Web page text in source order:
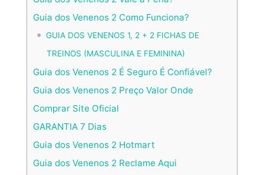
Guia dos Venenos 2 Como Funciona?
GUIA DOS VENENOS 1, 2 + 2 FICHAS DE
TREINOS (MASCULINA E FEMININA)
Guia dos Venenos 2 É Seguro É Confiável?
Guia dos Venenos 2 Preço Valor Onde
Comprar Site Oficial
GARANTIA 7 Dias
Guia dos Venenos 2 Hotmart
Guia dos Venenos 2 Reclame Aqui